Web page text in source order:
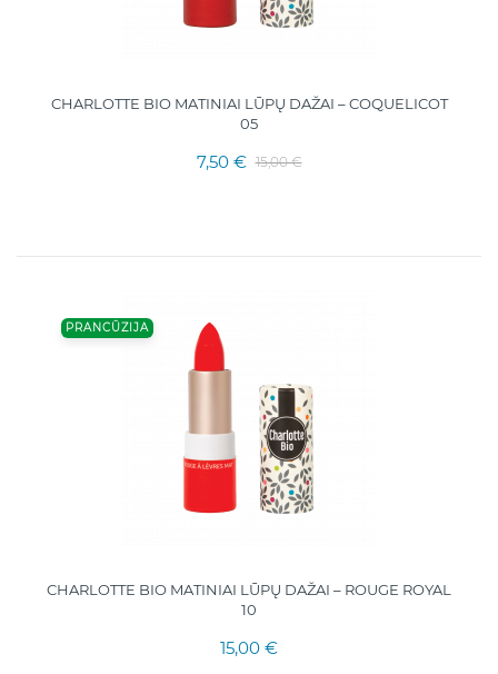
CHARLOTTE BIO MATINIAI LŪPŲ DAŽAI – COQUELICOT
05
7,50 € 15,00 €
PRANCŪZIJA
CHARLOTTE BIO MATINIAI LŪPŲ DAŽAI – ROUGE ROYAL
10
15,00 €